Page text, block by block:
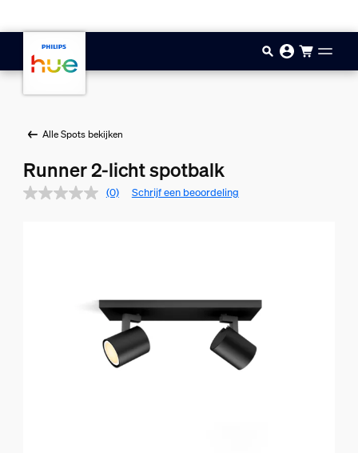
Alle Spots bekijken
Runner 2-licht spotbalk
(0) Schrijf een beoordeling